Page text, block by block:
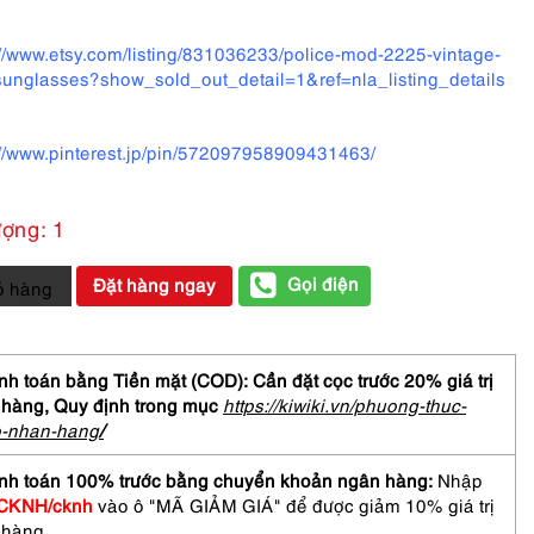
www.etsy.com/listing/831036233/police-mod-2225-vintage-
www.pinterest.jp/pin/572097958909431463/
1
hàng Đặt hàng ngay Gọi điện
toán bằng Tiền mặt (COD): Cần đặt cọc trước 20% giá trị
Quy định trong mục https://kiwiki.vn/phuong-thuc-
nhan-hang/
toán 100% trước bằng chuyển khoản ngân hàng: Nhập
cknh vào ô "MÃ GIẢM GIÁ" để được giảm 10% giá trị